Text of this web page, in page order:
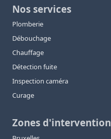
Nos services
Plomberie
Débouchage
Chauffage
Détection fuite
Inspection caméra
Curage
Zones d'intervention